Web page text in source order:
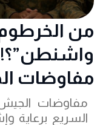
من الخرطوم
واشنطن”؟!
مفاوضات
مفاوضات
السريع برعاية